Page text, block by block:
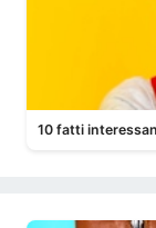
10 fatti